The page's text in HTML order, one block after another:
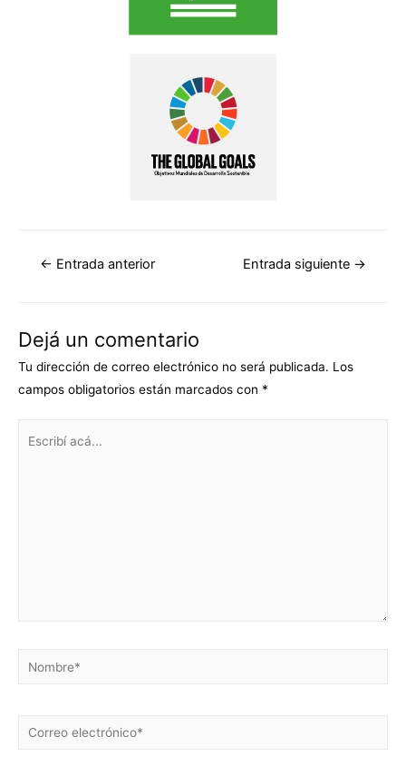
← Entrada anterior Entrada siguiente →
Dejá un comentario
Tu dirección de correo electrónico no será publicada. Los
campos obligatorios están marcados con *